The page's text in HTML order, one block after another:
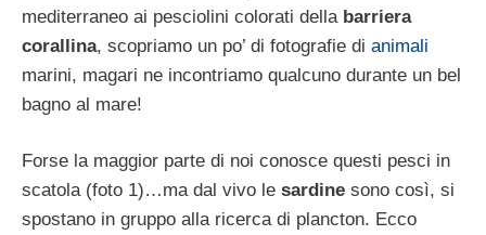
mediterraneo ai pesciolini colorati della barriera
corallina, scopriamo un po’ di fotografie di animali
marini, magari ne incontriamo qualcuno durante un bel
bagno al mare!
Forse la maggior parte di noi conosce questi pesci in
scatola (foto 1)…ma dal vivo le sardine sono così, si
spostano in gruppo alla ricerca di plancton. Ecco